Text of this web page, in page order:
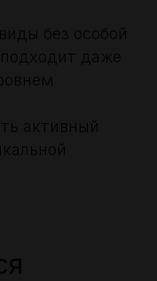
без особой
даже
активный